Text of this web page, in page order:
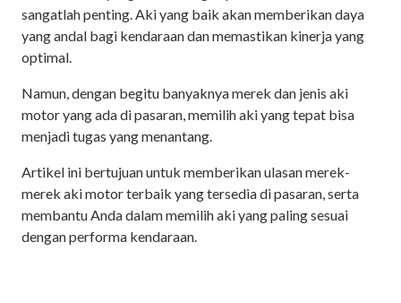
sangatlah penting. Aki yang baik akan memberikan daya
yang andal bagi kendaraan dan memastikan kinerja yang
optimal.
Namun, dengan begitu banyaknya merek dan jenis aki
motor yang ada di pasaran, memilih aki yang tepat bisa
menjadi tugas yang menantang.
Artikel ini bertujuan untuk memberikan ulasan merek-
merek aki motor terbaik yang tersedia di pasaran, serta
membantu Anda dalam memilih aki yang paling sesuai
dengan performa kendaraan.